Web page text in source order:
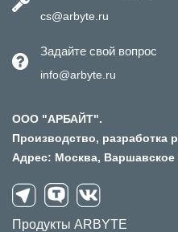
cs@arbyte.ru
Задайте свой вопрос
info@arbyte.ru
ООО "АРБАЙТ".
Производство, разработка
Адрес: Москва, Варшавское
Продукты ARBYTE